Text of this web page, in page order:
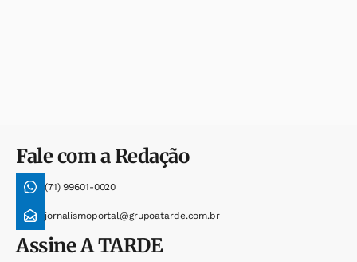
Fale com a Redação
(71) 99601-0020
jornalismoportal@grupoatarde.com.br
AssineA TARDE